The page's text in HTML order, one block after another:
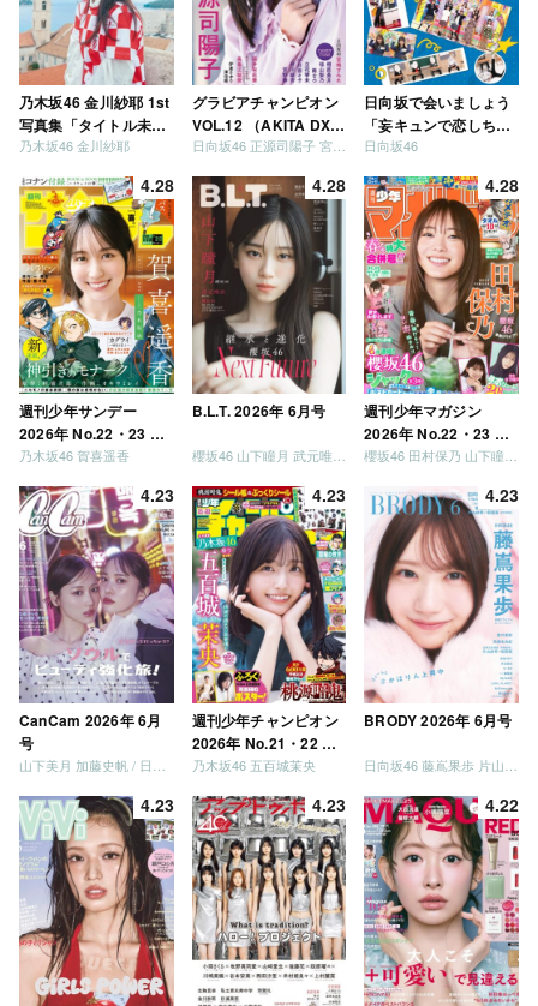
乃木坂46 金川紗耶 1st
写真集「タイトル未
定」
乃木坂46 金川紗耶
グラビアチャンピオン
VOL.12 （AKITA DXシ
リーズ）
日向坂46 正源司陽子 宮地すみれ
日向坂で会いましょう
「妄キュンで恋しちゃ
いましょう」「どっち
う」「ご褒美でロケし
ましょう」「フレンド
リーになりましょう」
「笑って卒業を祝いま
しょう」 [Blu-ray]
日向坂46
4.28
週刊少年サンデー
2026年 No.22・23 合
併号
乃木坂46 賀喜遥香
4.28
B.L.T. 2026年 6月号
櫻坂46 山下瞳月 武元唯衣 / 乃木坂46 海邉朱莉
4.28
週刊少年マガジン
2026年 No.22・23 合
併号
4.23
CanCam 2026年 6月
号
4.23
週刊少年チャンピオン
2026年 No.21・22 合
併号
乃木坂46 五百城茉央
4.23
BRODY 2026年 6月号
4.23 4.23 4.22